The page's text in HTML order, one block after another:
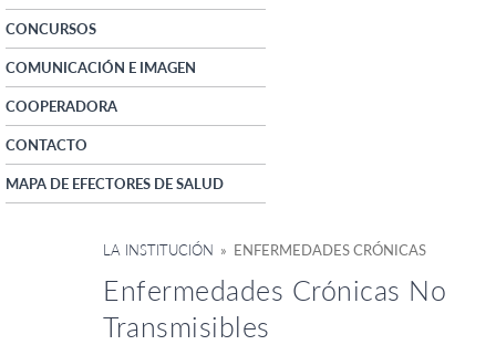
CONCURSOS
COMUNICACIÓN E IMAGEN
COOPERADORA
CONTACTO
MAPA DE EFECTORES DE SALUD
LA INSTITUCIÓN » ENFERMEDADES CRÓNICAS
Enfermedades Crónicas No
Transmisibles